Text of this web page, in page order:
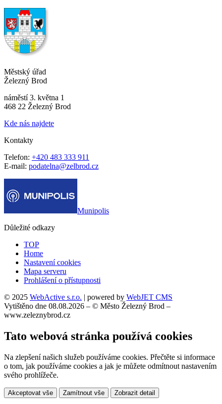
Městský úřad
Železný Brod
náměstí 3. května 1
468 22 Železný Brod
Kde nás najdete
Kontakty
Telefon: +420 483 333 911
E-mail: podatelna@zelbrod.cz
Munipolis
Důležité odkazy
TOP
Home
Nastavení cookies
Mapa serveru
Prohlášení o přístupnosti
© 2025 WebActive s.r.o. | powered by WebJET CMS
Vytištěno dne 08.08.2026 – © Město Železný Brod –
www.zeleznybrod.cz
Tato webová stránka používá cookies
Na zlepšení našich služeb používáme cookies. Přečtěte si informace
o tom, jak používáme cookies a jak je můžete odmítnout nastavením
svého prohlížeče.
Akceptovat vše Zamítnout vše Zobrazit detail